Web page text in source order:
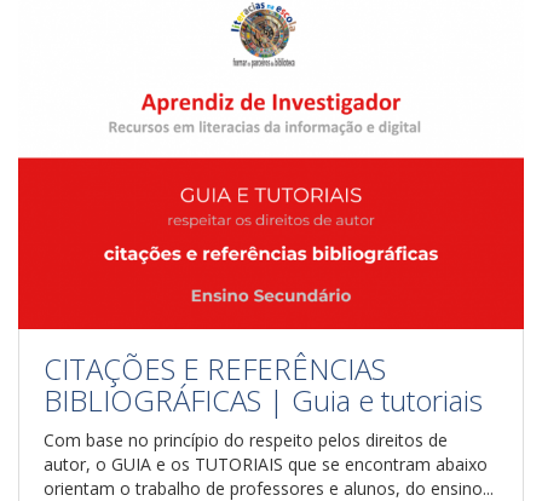
CITAÇÕES E REFERÊNCIAS
BIBLIOGRÁFICAS | Guia e tutoriais
Com base no princípio do respeito pelos direitos de
autor, o GUIA e os TUTORIAIS que se encontram abaixo
orientam o trabalho de professores e alunos, do ensino...